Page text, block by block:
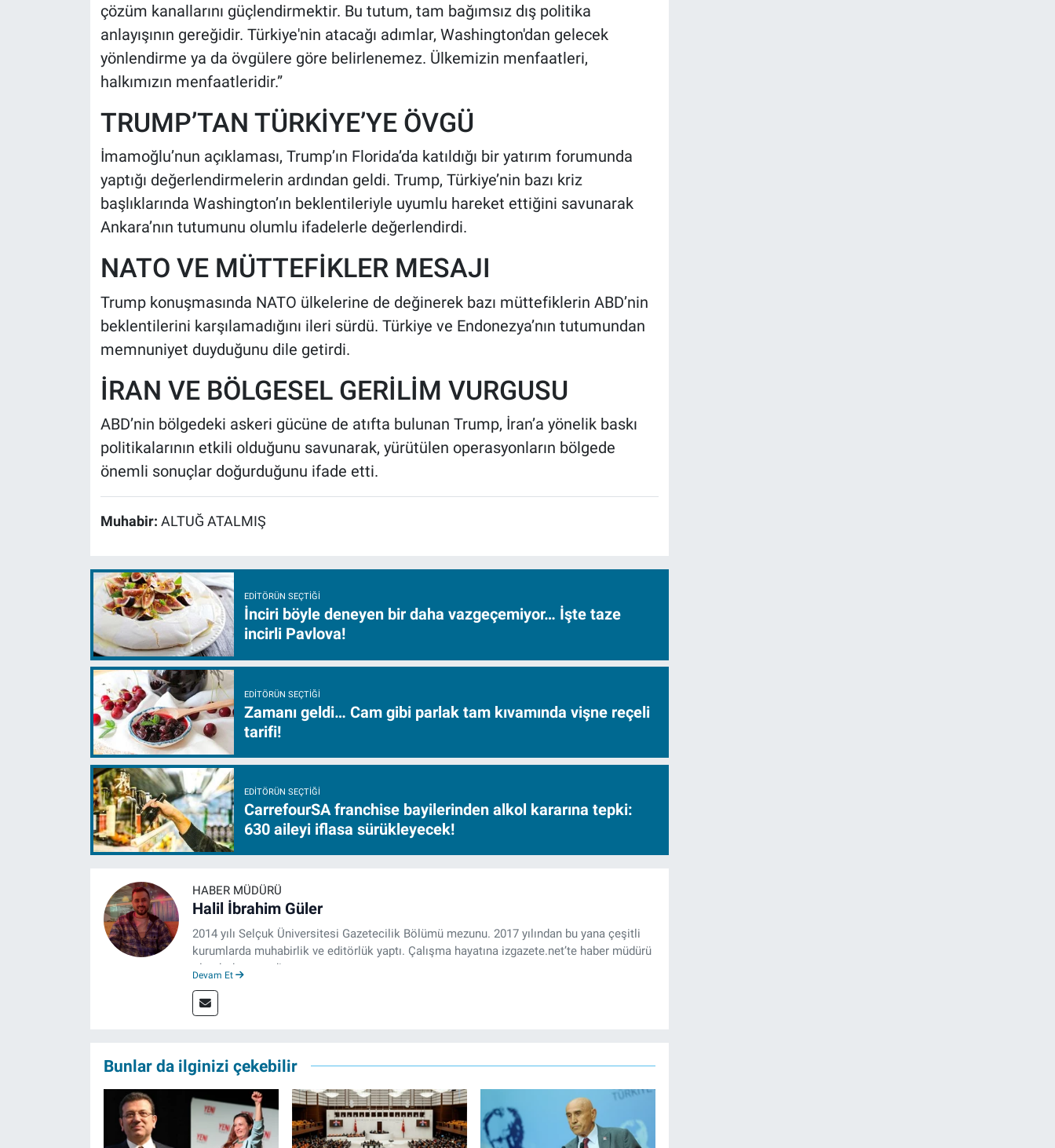
çözüm kanallarını güçlendirmektir. Bu tutum, tam bağımsız dış politika
anlayışının gereğidir. Türkiye'nin atacağı adımlar, Washington'dan gelecek
yönlendirme ya da övgülere göre belirlenemez. Ülkemizin menfaatleri,
halkımızın menfaatleridir.”
TRUMP’TAN TÜRKİYE’YE ÖVGÜ
İmamoğlu’nun açıklaması, Trump’ın Florida’da katıldığı bir yatırım forumunda
yaptığı değerlendirmelerin ardından geldi. Trump, Türkiye’nin bazı kriz
başlıklarında Washington’ın beklentileriyle uyumlu hareket ettiğini savunarak
Ankara’nın tutumunu olumlu ifadelerle değerlendirdi.
NATO VE MÜTTEFİKLER MESAJI
Trump konuşmasında NATO ülkelerine de değinerek bazı müttefiklerin ABD’nin
beklentilerini karşılamadığını ileri sürdü. Türkiye ve Endonezya’nın tutumundan
memnuniyet duyduğunu dile getirdi.
İRAN VE BÖLGESEL GERİLİM VURGUSU
ABD’nin bölgedeki askeri gücüne de atıfta bulunan Trump, İran’a yönelik baskı
politikalarının etkili olduğunu savunarak, yürütülen operasyonların bölgede
önemli sonuçlar doğurduğunu ifade etti.
Muhabir: ALTUĞ ATALMIŞ
EDITÖRÜN SEÇTIĞI
İnciri böyle deneyen bir daha vazgeçemiyor… İşte taze
incirli Pavlova!
EDITÖRÜN SEÇTIĞI
Zamanı geldi… Cam gibi parlak tam kıvamında vişne reçeli
tarifi!
EDITÖRÜN SEÇTIĞI
CarrefourSA franchise bayilerinden alkol kararına tepki:
630 aileyi iflasa sürükleyecek!
HABER MÜDÜRÜ
Halil İbrahim Güler
2014 yılı Selçuk Üniversitesi Gazetecilik Bölümü mezunu. 2017 yılından bu yana çeşitli
kurumlarda muhabirlik ve editörlük yaptı. Çalışma hayatına izgazete.net’te haber müdürü
olarak devam ediyor.
Devam Et
Bunlar da ilginizi çekebilir